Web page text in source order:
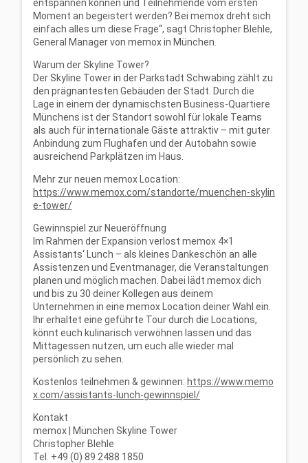
entspannen können und Teilnehmende vom ersten
Moment an begeistert werden? Bei memox dreht sich
einfach alles um diese Frage“, sagt Christopher Blehle,
General Manager von memox in München.
Warum der Skyline Tower?
Der Skyline Tower in der Parkstadt Schwabing zählt zu
den prägnantesten Gebäuden der Stadt. Durch die
Lage in einem der dynamischsten Business-Quartiere
Münchens ist der Standort sowohl für lokale Teams
als auch für internationale Gäste attraktiv – mit guter
Anbindung zum Flughafen und der Autobahn sowie
ausreichend Parkplätzen im Haus.
Mehr zur neuen memox Location:
https://www.memox.com/standorte/muenchen-skylin
e-tower/
Gewinnspiel zur Neueröffnung
Im Rahmen der Expansion verlost memox 4×1
Assistants‘ Lunch – als kleines Dankeschön an alle
Assistenzen und Eventmanager, die Veranstaltungen
planen und möglich machen. Dabei lädt memox dich
und bis zu 30 deiner Kollegen aus deinem
Unternehmen in eine memox Location deiner Wahl ein.
Ihr erhaltet eine geführte Tour durch die Locations,
könnt euch kulinarisch verwöhnen lassen und das
Mittagessen nutzen, um euch alle wieder mal
persönlich zu sehen.
Kostenlos teilnehmen & gewinnen: https://www.memo
x.com/assistants-lunch-gewinnspiel/
Kontakt
memox | München Skyline Tower
Christopher Blehle
Tel. +49 (0) 89 2488 1850